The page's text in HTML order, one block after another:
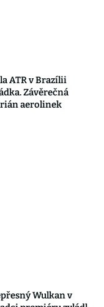
ATR v Brazílii
Závěrečná
aerolinek
Wulkan v